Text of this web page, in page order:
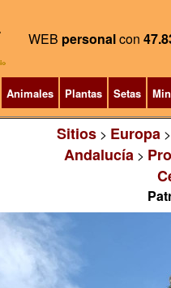
WEB personalcon
Animales Plantas Setas
Sitios> Europa
Andalucía>